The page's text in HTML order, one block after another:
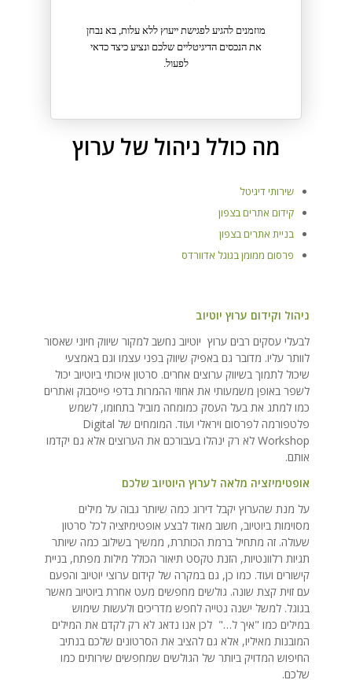
מוזמנים להגיע לפגישת ייעוץ ללא עלות, בא נבחן
את הנכסים הדיגיטליים שלכם ונציע כיצד כדאי
לפעול.
מה כולל ניהול של ערוץ
שירותי דיגיטל
קידום אתרים בצפון
בניית אתרים בצפון
פרסום ממומן בגוגל אדוורדס
ניהול וקידום ערוץ יוטיוב
לבעלי עסקים רבים ערוץ יוטיוב נחשב למקור שיווק חיוני שאסור
לוותר עליו. מדובר גם באפיק שיווק בפני עצמו וגם באמצעי
שיכול לתמוך בשיווק ערוצים אחרים. סרטון איכותי ביוטיוב יכול
לשפר באופן משמעותי את אחוזי ההמרות בדפי פייסבוק ואתרים
כמו למתג את בעל העסק כמומחה מוביל בתחומו, לשמש
פלטפורמה לפרסום ויראלי ועוד. המומחים של Digital
Workshop לא רק ינהלו בעבורכם את הערוצים אלא גם יקדמו
אותם.
אופטימיזציה מלאה לערוץ היוטיוב שלכם
על מנת שהערוץ יקבל דירוג כמה שיותר גבוה על מילים
מסוימות ביוטיוב, חשוב מאוד לבצע אופטימיזציה לכל סרטון
שעולה. זה מתחיל ברמת הכותרת, ממשיך בשילוב כמה שיותר
תגיות רלוונטיות, הזנת טקסט תיאור הכולל מילות מפתח, בניית
קישורים ועוד. כמו כן, גם במקרה של קידום ערוצי יוטיוב והפעם
עם זוית קצת שונה. גולשים מחפשים מעט אחרת ביוטיוב מאשר
בגוגל. למשל ישנה נטייה לחפש מדריכים ולעשות שימוש
במילים כמו "איך ל…" לכן אנו נדאג לא רק לקדם את המילים
המובנות מאיליו, אלא גם להציב את הסרטונים שלכם בנתיב
החיפוש המדויק ביותר של הגולשים שמחפשים שירותים כמו
שלכם.